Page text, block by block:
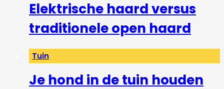
Elektrische haard versus
traditionele open haard
Tuin
Je hond in de tuin houden